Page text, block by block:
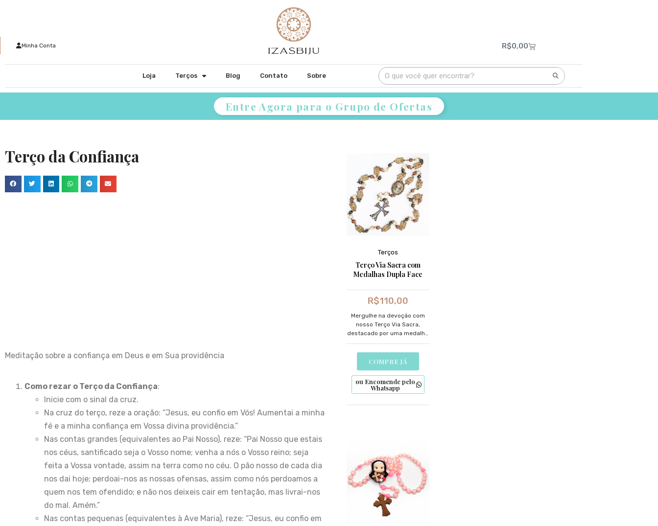
Minha Conta R$0,00
Loja Terços Blog Contato Sobre
Entre Agora para o Grupo de Ofertas
Terço da Confiança
Meditação sobre a confiança em Deus e em Sua providência
Como rezar o Terço da Confiança:
Inicie com o sinal da cruz.
Na cruz do terço, reze a oração: “Jesus, eu confio em Vós! Aumentai a minha
fé e a minha confiança em Vossa divina providência.”
Nas contas grandes (equivalentes ao Pai Nosso), reze: “Pai Nosso que estais
nos céus, santificado seja o Vosso nome; venha a nós o Vosso reino; seja
feita a Vossa vontade, assim na terra como no céu. O pão nosso de cada dia
nos dai hoje; perdoai-nos as nossas ofensas, assim como nós perdoamos a
quem nos tem ofendido; e não nos deixeis cair em tentação, mas livrai-nos
do mal. Amém.”
Nas contas pequenas (equivalentes à Ave Maria), reze: “Jesus, eu confio em
Terços
Terço Via Sacra com
Medalhas Dupla Face
R$110,00
Mergulhe na devoção com
nosso Terço Via Sacra,
destacado por uma medalha
dupla face meticulosamente
desenhada.
COMPRE JÁ
ou Encomende pelo
Whatsapp